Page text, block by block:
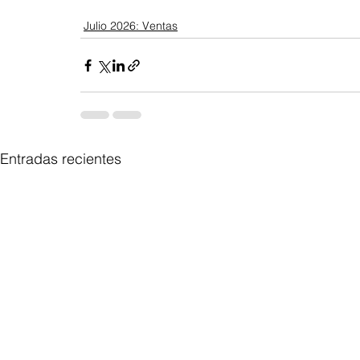
Julio 2026: Ventas
Entradas recientes